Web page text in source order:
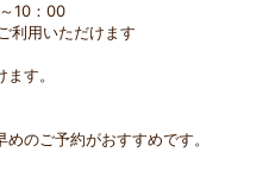
10：00
利用いただけます
す。
のご予約がおすすめです。